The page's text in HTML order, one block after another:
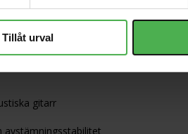
Tillåt urval
gitarr
avstämningsstabilitet